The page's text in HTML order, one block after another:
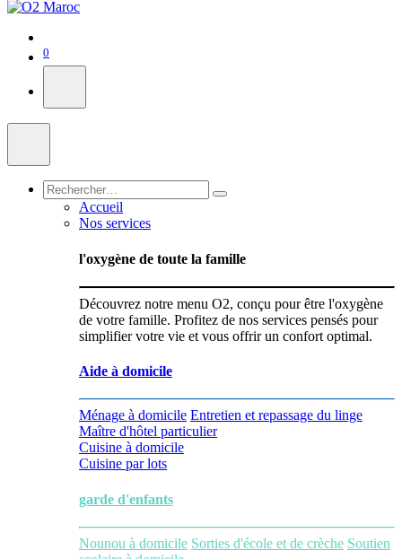
0
Accueil
Nos services
l'oxygène de toute la famille
Découvrez notre menu O2, conçu pour être l'oxygène
de votre famille. Profitez de nos services pensés pour
simplifier votre vie et vous offrir un confort optimal.
Aide à domicile
Ménage à domicile Entretien et repassage du linge
Maître d'hôtel particulier
Cuisine à domicile
Cuisine par lots
garde d'enfants
Nounou à domicile Sorties d'école et de crèche Soutien